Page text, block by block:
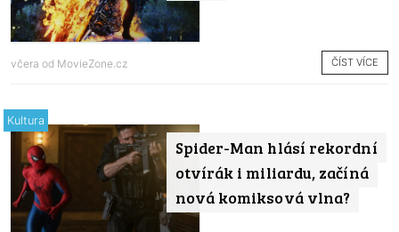
včera od MovieZone.cz ČÍST VÍCE
Spider-Man hlásí rekordní
otvírák i miliardu, začíná
nová komiksová vlna?
Kultura